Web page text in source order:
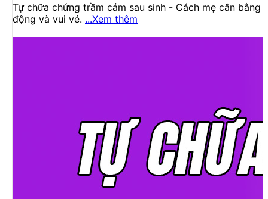
Tự chữa chứng trầm cảm sau sinh - Cách mẹ cân
động và vui vẻ. ...Xem thêm